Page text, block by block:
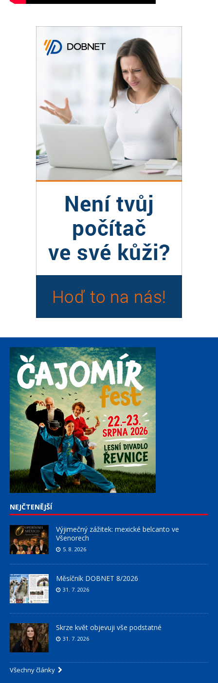
NEJČTENĚJŠÍ
Výjimečný zážitek: mexické belcanto ve
Všenorech
5. 8. 2026
Měsíčník DOBNET 8/2026
31. 7. 2026
Skrze květ objevuji vše podstatné
31. 7. 2026
Všechny články